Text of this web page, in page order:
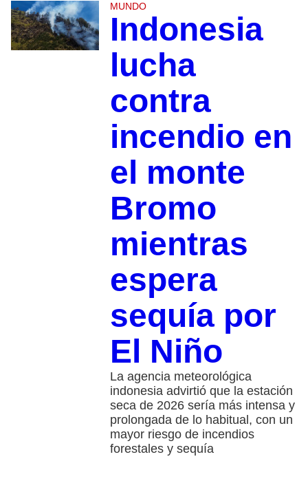
MUNDO
Indonesia
lucha
contra
incendio en
el monte
Bromo
mientras
espera
sequía por
El Niño
La agencia meteorológica
indonesia advirtió que la estación
seca de 2026 sería más intensa y
prolongada de lo habitual, con un
mayor riesgo de incendios
forestales y sequía